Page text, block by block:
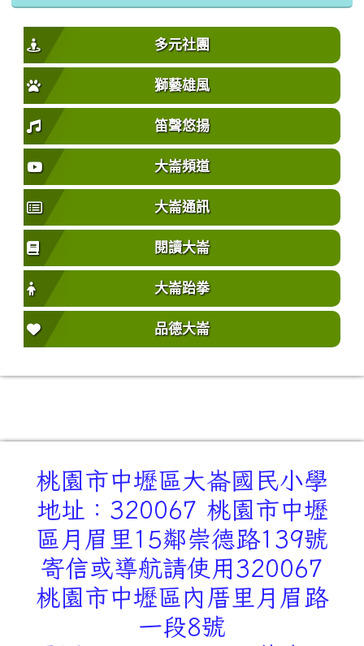
多元社團
獅藝雄風
笛聲悠揚
大崙頻道
大崙通訊
閱讀大崙
大崙跆拳
品德大崙
桃園市中壢區大崙國民小學
地址：320067 桃園市中壢
區月眉里15鄰崇德路139號
寄信或導航請使用320067
桃園市中壢區內厝里月眉路
一段8號